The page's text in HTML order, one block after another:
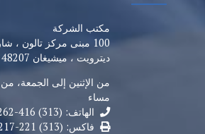
مكتب الشركة
100 مبنى مركز تالون ، شارع 450
ديترويت ، ميشيغان 48207
مساء
الهاتف: (313) 416-6262
فاكس: (313) 221-8217